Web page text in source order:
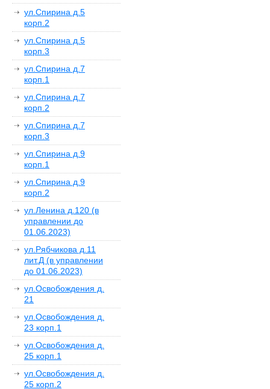
ул.Спирина д.5
корп.2
ул.Спирина д.5
корп.3
ул.Спирина д.7
корп.1
ул.Спирина д.7
корп.2
ул.Спирина д.7
корп.3
ул.Спирина д.9
корп.1
ул.Спирина д.9
корп.2
ул.Ленина д.120 (в
управлении до
01.06.2023)
ул.Рябчикова д.11
лит.Д (в управлении
до 01.06.2023)
ул.Освобождения д.
21
ул.Освобождения д.
23 корп.1
ул.Освобождения д.
25 корп.1
ул.Освобождения д.
25 корп.2